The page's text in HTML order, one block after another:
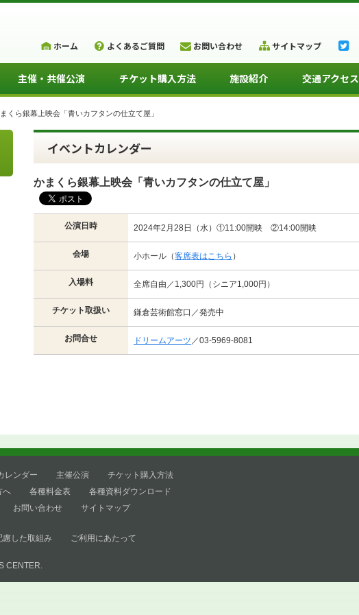
ホーム よくあるご質問 お問い合わせ サイトマップ
主催・共催公演 チケット購入方法 施設紹介 交通アクセス
くら銀幕上映会「青いカフタンの仕立て屋」
イベントカレンダー
かまくら銀幕上映会「青いカフタンの仕立て屋」
公演日時 2024年2月28日（水）①11:00開映 ②14:00開映
会場 小ホール（客席表はこちら ）
入場料 全席自由／1,300円（シニア1,000円）
チケット取扱い 鎌倉芸術館窓口／発売中
お問合せ ドリームアーツ ／03-5969-8081
レンダー 主催公演
チケット購入方法
へ 各種料金表
各種資料ダウンロード
お問い合わせ サイトマップ
慮した取組み ご利用にあたって
CENTER.